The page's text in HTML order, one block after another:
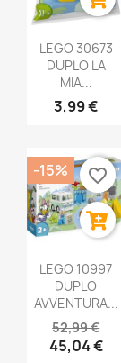
LEGO 30673
DUPLO LA
MIA...
3,99 €
LEGO 10997
DUPLO
AVVENTURA...
52,99 €
45,04 €
-15% favorite_border